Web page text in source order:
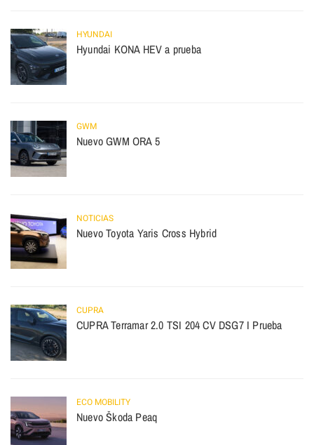
HYUNDAI
Hyundai KONA HEV a prueba
GWM
Nuevo GWM ORA 5
NOTICIAS
Nuevo Toyota Yaris Cross Hybrid
CUPRA
CUPRA Terramar 2.0 TSI 204 CV DSG7 I Prueba
ECO MOBILITY
Nuevo Škoda Peaq